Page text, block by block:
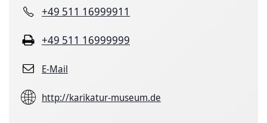
+49 511 16999911
+49 511 16999999
E-Mail
http://karikatur-museum.de